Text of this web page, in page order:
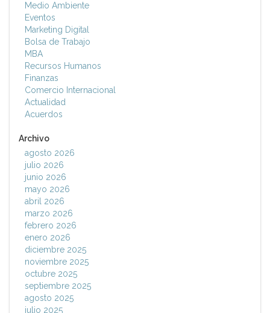
Medio Ambiente
Eventos
Marketing Digital
Bolsa de Trabajo
MBA
Recursos Humanos
Finanzas
Comercio Internacional
Actualidad
Acuerdos
Archivo
agosto 2026
julio 2026
junio 2026
mayo 2026
abril 2026
marzo 2026
febrero 2026
enero 2026
diciembre 2025
noviembre 2025
octubre 2025
septiembre 2025
agosto 2025
julio 2025